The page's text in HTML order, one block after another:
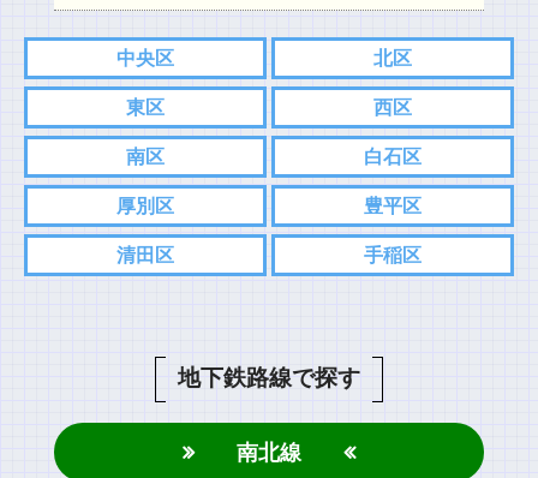
中央区 北区
東区 西区
南区 白石区
厚別区 豊平区
清田区 手稲区
地下鉄路線で探す
南北線